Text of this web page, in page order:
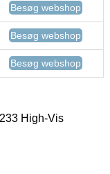
Besøg webshop
Besøg webshop
Besøg webshop
High-Vis